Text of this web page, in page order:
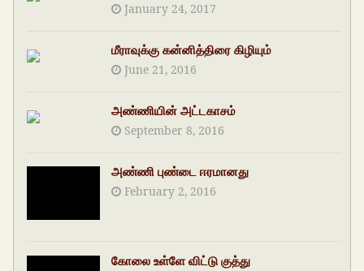
January 24, 2017
மீராவுக்கு கன்னித்திரை கிழியும்
June 21, 2016
அண்ணியின் அட்டகாசம்
September 8, 2016
அண்ணி புண்டை ஈரமானது
February 2, 2016
கோலை உள்ளே விட்டு குத்து